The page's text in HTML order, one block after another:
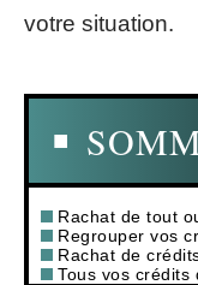
votre situation.
Rachat de tout
Regrouper vos
Rachat de
Tous vos crédits